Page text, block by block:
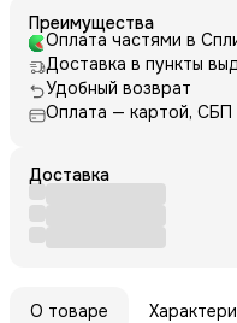
Преимущества
Оплата частями в
Доставка в пункты
Удобный возврат
Оплата — картой, СБП
Доставка
О товаре